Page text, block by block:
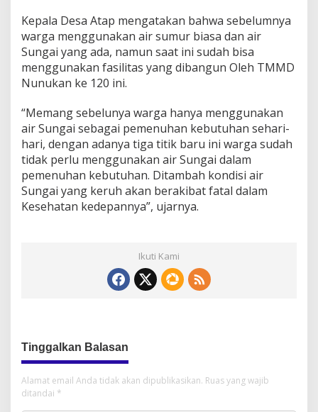
Kepala Desa Atap mengatakan bahwa sebelumnya
warga menggunakan air sumur biasa dan air
Sungai yang ada, namun saat ini sudah bisa
menggunakan fasilitas yang dibangun Oleh TMMD
Nunukan ke 120 ini.
“Memang sebelunya warga hanya menggunakan
air Sungai sebagai pemenuhan kebutuhan sehari-
hari, dengan adanya tiga titik baru ini warga sudah
tidak perlu menggunakan air Sungai dalam
pemenuhan kebutuhan. Ditambah kondisi air
Sungai yang keruh akan berakibat fatal dalam
Kesehatan kedepannya”, ujarnya.
Ikuti Kami
Tinggalkan Balasan
Alamat email Anda tidak akan dipublikasikan. Ruas yang wajib
ditandai *